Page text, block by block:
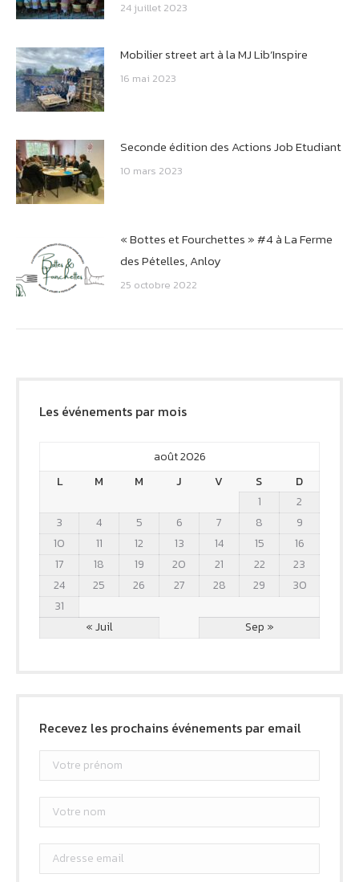
24 juillet 2023
Mobilier street art à la MJ Lib’Inspire
16 mai 2023
Seconde édition des Actions Job Etudiant
10 mars 2023
« Bottes et Fourchettes » #4 à La Ferme
des Pételles, Anloy
25 octobre 2022
Les événements par mois
août 2026
L
M M J V S
D
1
2
3
4 5 6 7 8
9
10
11 12 13 14 15
16
17
18 19 20 21 22
23
24
25 26 27 28 29
30
31
« Juil
Sep »
Recevez les prochains événements par email